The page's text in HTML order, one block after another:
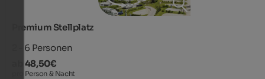
Premium Stellplatz
2 - 6 Personen
ab 48,50€
pro Person & Nacht